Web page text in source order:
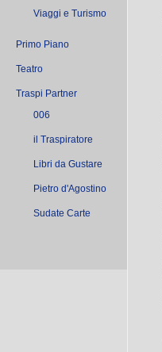
Viaggi e Turismo
Primo Piano
Teatro
Traspi Partner
006
il Traspiratore
Libri da Gustare
Pietro d'Agostino
Sudate Carte